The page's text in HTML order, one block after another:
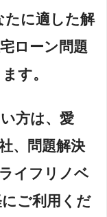
たに適した解
ローン問題
す。
方は、愛
、問題解決
イフリノベ
ご利用くだ